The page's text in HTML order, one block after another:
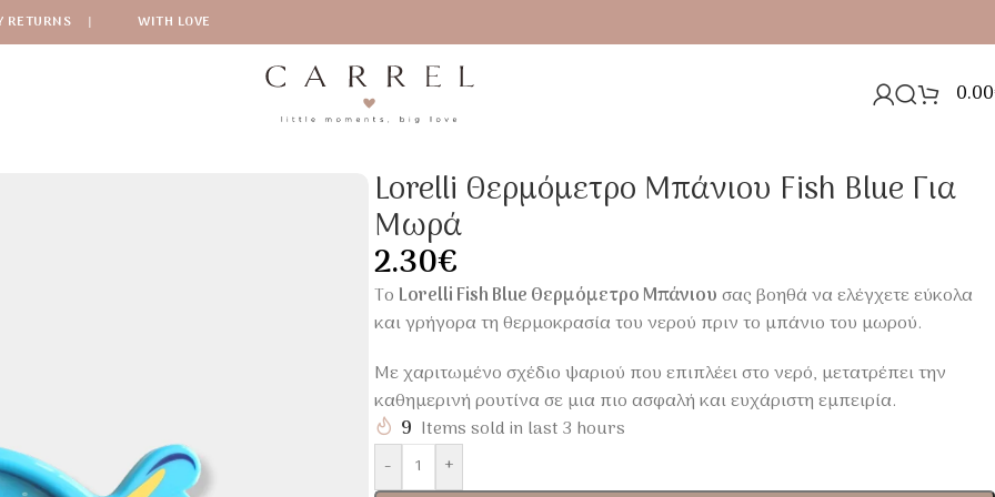
RETURNS | WITH LOVE
0.00
Lorelli Θερμόμετρο Μπάνιου Fish Blue Για
Μωρά
2.30€
Το Lorelli Fish Blue Θερμόμετρο Μπάνιουσας βοηθά να ελέγχετε εύκολα
και γρήγορα τη θερμοκρασία του νερού πριν το μπάνιο του μωρού.
Με χαριτωμένο σχέδιο ψαριού που επιπλέει στο νερό, μετατρέπει την
καθημερινή ρουτίνα σε μια πιο ασφαλή και ευχάριστη εμπειρία.
9 Items sold in last 3 hours
-
+